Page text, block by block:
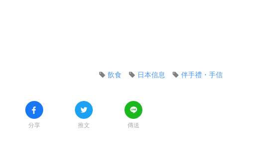
伴手禮・手信
日本信息
飲食
分享 推文 傳送